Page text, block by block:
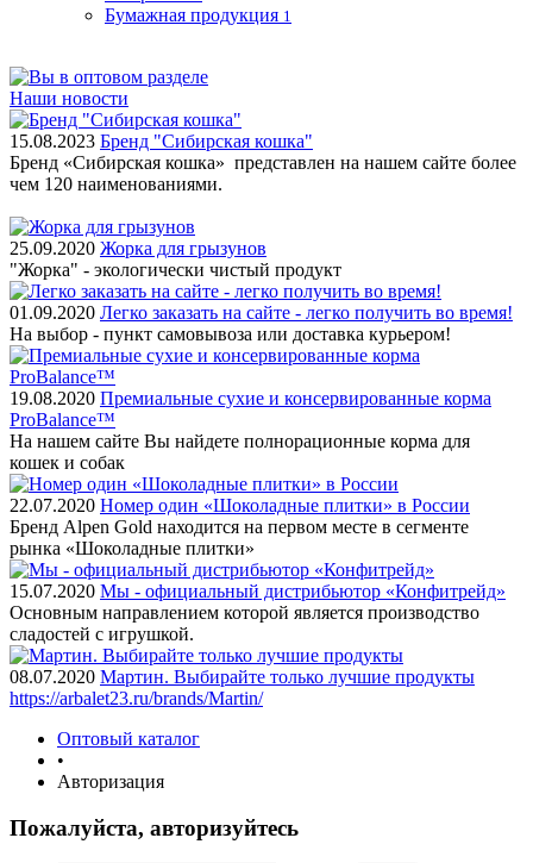
Бумажная продукция 1
Наши новости
15.08.2023 Бренд "Сибирская кошка"
Бренд «Сибирская кошка» представлен на нашем сайте более
чем 120 наименованиями.
25.09.2020 Жорка для грызунов
"Жорка" - экологически чистый продукт
01.09.2020 Легко заказать на сайте - легко получить во время!
На выбор - пункт самовывоза или доставка курьером!
19.08.2020 Премиальные сухие и консервированные корма
ProBalance™
На нашем сайте Вы найдете полнорационные корма для
кошек и собак
22.07.2020 Номер один «Шоколадные плитки» в России
Бренд Alpen Gold находится на первом месте в сегменте
рынка «Шоколадные плитки»
15.07.2020 Мы - официальный дистрибьютор «Конфитрейд»
Основным направлением которой является производство
сладостей с игрушкой.
08.07.2020 Мартин. Выбирайте только лучшие продукты
https://arbalet23.ru/brands/Martin/
Оптовый каталог
•
Авторизация
Пожалуйста, авторизуйтесь